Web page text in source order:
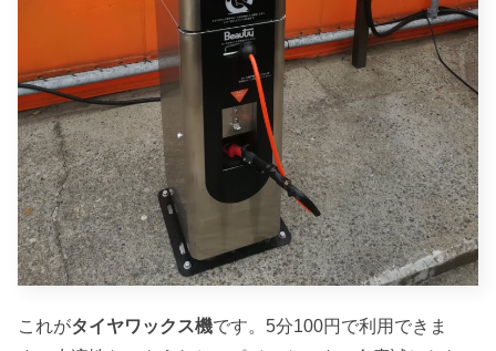
これがタイヤワックス機です。5分100円で利用できま